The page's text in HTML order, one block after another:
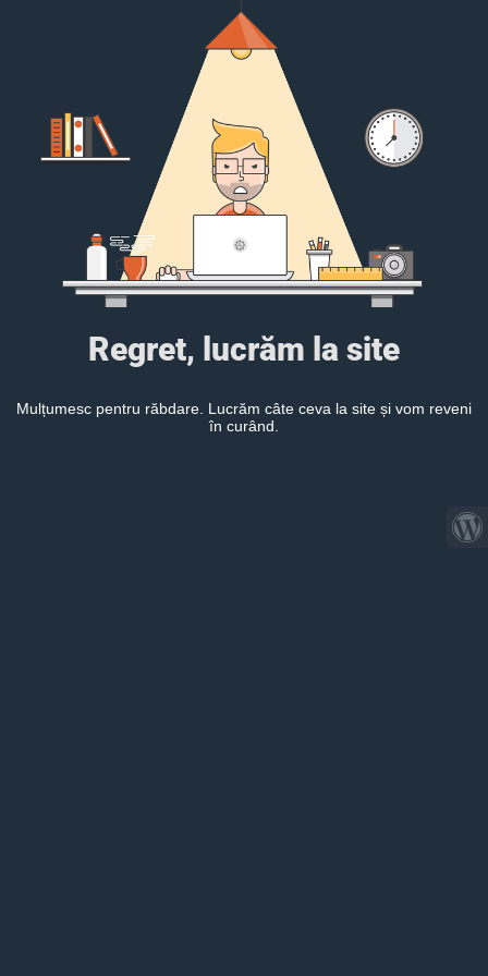
Regret, lucrăm la site
Mulțumesc pentru răbdare. Lucrăm câte ceva la site și vom reveni
în curând.